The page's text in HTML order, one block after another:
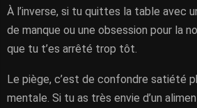
À l’inverse, si tu quittes la table avec
de manque ou une obsession pour la
que tu t’es arrêté trop tôt.
Le piège, c’est de confondre satiété
mentale. Si tu as très envie d’un